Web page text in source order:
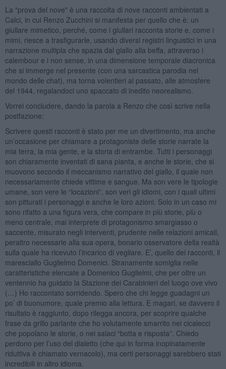
La "prova del nove" è una raccolta di nove racconti ambientati a
Calci, in cui Renzo Zucchini si manifesta per quello che è: un
giullare mimetico, perché, come i giullari racconta storie e, come i
mimi, riesce a trasfigurarle, usando diversi registri linguistici in una
narrazione multipla che spazia dal giallo alla beffa, attraverso i
calembour e i non sense, in una dimensione temporale diacronica
che si immerge nel presente (con una sarcastica parodia nel
mondo delle chat), ma torna volentieri al passato, alle atmosfere
del 1944, regalandoci uno spaccato di inedito neorealismo.
Vorrei concludere, dando la parola a Renzo che così scrive nella
postfazione:
Scrivere questi racconti è stato per me un divertimento, ma anche
un’occasione per chiamare a protagoniste delle storie narrate la
mia terra, la mia gente, e la storia di entrambe. Tutti i personaggi
son chiaramente inventati di sana pianta, e anche le storie, che si
muovono secondo il meccanismo narrativo del giallo, il quale non
necessariamente chiede vittime e sangue. Ma son vere le tipologie
umane, son vere le “locazioni”, son veri gli idiomi, con i quali ultimi
son pitturati i personaggi e anche le loro azioni. Solo in un caso mi
sono rifatto a una figura vera, che compare in più storie, più o
meno centrale, mai interprete di protagonismo smargiasso o
saccente, misurato negli interventi, prudente nelle relazioni amicali,
peraltro necessarie alla sua opera, bonario osservatore della realtà
sulla quale ha ricevuto l’incarico di vegliare. E’, quello dei racconti, il
maresciallo Guglielmo Domenici. Stranamente somiglia nelle
caratteristiche elencate a Domenico Guglielmi, che per oltre un
ventennio ha guidato la Stazione dei Carabinieri del luogo ove vivo
(…) Ho raccontato sorridendo. Spero che chi legge guadagni un
po’ di buonumore, quale premio alla lettura. E magari, se davvero il
risultato è raggiunto, dopo rilegga ancora, per scoprire qualche
frase da grillo parlante che ho volutamente smarrito nei cicalecci
che popolano le storie, o nei salaci “botta e risposta”. Chiedo
perdono per l’uso del dialetto (che qui in forma inopinatamente
riduttiva è chiamato vernacolo), ma certi personaggi sarebbero stati
incredibili in altro idioma.